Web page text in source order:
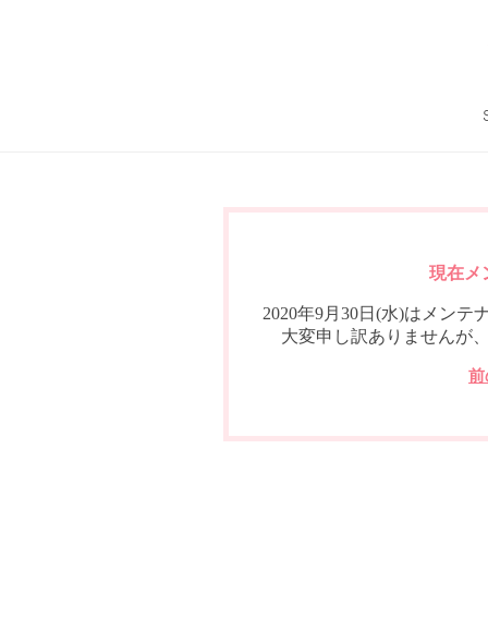
現在メ
2020年9月30日(水)はメンテ
大変申し訳ありませんが
前